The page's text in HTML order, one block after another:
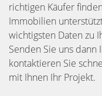
richtigen Käufer
Immobilien
wichtigsten Daten zu
Senden Sie uns dann
kontaktieren Sie
mit Ihnen Ihr Projekt.